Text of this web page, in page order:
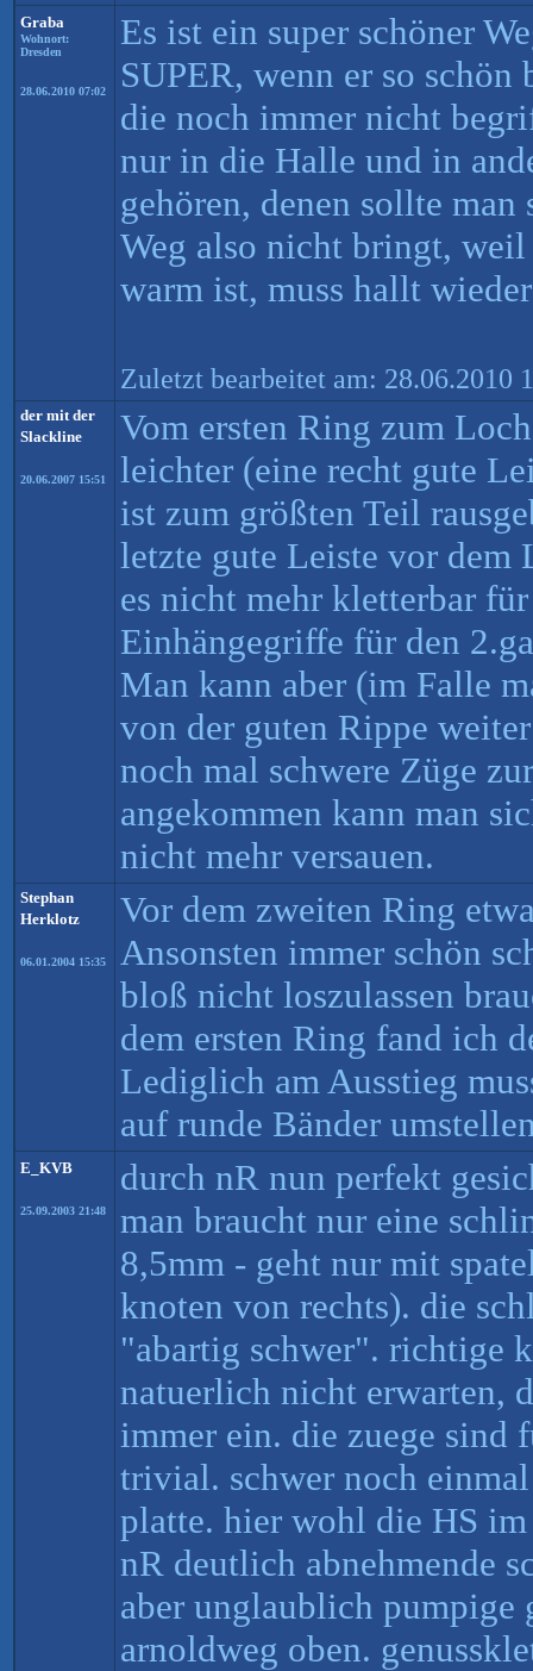
Graba
Wohnort:
Dresden
28.06.2010 07:02
Es ist ein super schöner
SUPER, wenn er so
die noch immer nicht
nur in die Halle und in
gehören, denen sollte
Weg also nicht bringt,
warm ist, muss hallt
Zuletzt bearbeitet am: 28.06.2010
der mit der
Slackline
20.06.2007 15:51
Vom ersten Ring zum
leichter (eine recht gute
ist zum größten Teil
letzte gute Leiste vor dem
es nicht mehr kletterbar
Einhängegriffe für den
Man kann aber (im Falle
von der guten Rippe
noch mal schwere Züge
angekommen kann man
nicht mehr versauen.
Stephan
Herklotz
06.01.2004 15:35
Vor dem zweiten Ring
Ansonsten immer schön
bloß nicht loszulassen
dem ersten Ring fand ich
Lediglich am Ausstieg
auf runde Bänder
E_KVB
25.09.2003 21:48
durch nR nun perfekt
man braucht nur eine
8,5mm - geht nur mit
knoten von rechts). die
"abartig schwer". richtige
natuerlich nicht erwarten,
immer ein. die zuege sind
trivial. schwer noch
platte. hier wohl die HS
nR deutlich abnehmende
aber unglaublich pumpige
arnoldweg oben.